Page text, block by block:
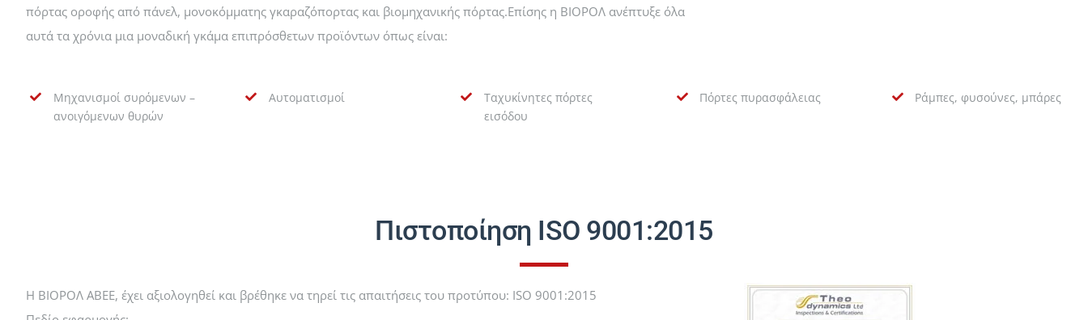
πόρτας οροφής από πάνελ, μονοκόμματης γκαραζόπορτας και βιομηχανικής πόρτας.Επίσης η ΒΙΟΡΟΛ ανέπτυξε όλα
αυτά τα χρόνια μια μοναδική γκάμα επιπρόσθετων προϊόντων όπως είναι:
Μηχανισμοί συρόμενων –
ανοιγόμενων θυρών
Αυτοματισμοί
Ταχυκίνητες πόρτες
εισόδου
Πόρτες πυρασφάλειας Ράμπες, φυσούνες, μπάρες
Πιστοποίηση ISO 9001:2015
Η ΒΙΟΡΟΛ ΑΒΕΕ, έχει αξιολογηθεί και βρέθηκε να τηρεί τις απαιτήσεις του προτύπου: ISO 9001:2015